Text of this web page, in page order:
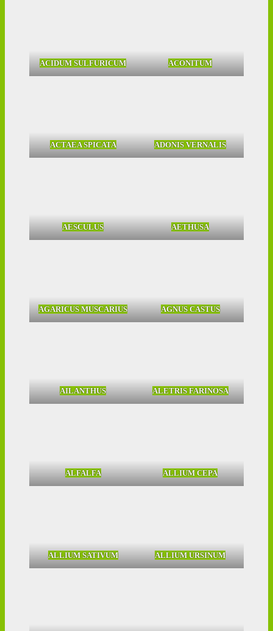
ACIDUM SULFURICUM ACONITUM
ACTAEA SPICATA ADONIS VERNALIS
AESCULUS AETHUSA
AGARICUS MUSCARIUS AGNUS CASTUS
AILANTHUS ALETRIS FARINOSA
ALFALFA ALLIUM CEPA
ALLIUM SATIVUM ALLIUM URSINUM